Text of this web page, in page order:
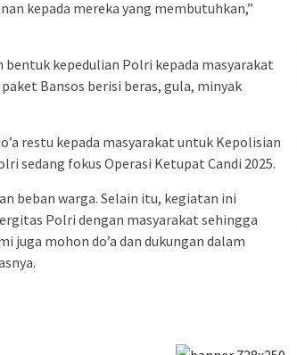
kepada mereka yang membutuhkan,”
kepedulian Polri kepada masyarakat
Bansos berisi beras, gula, minyak
restu kepada masyarakat untuk Kepolisian
sedang fokus Operasi Ketupat Candi 2025.
beban warga. Selain itu, kegiatan ini
Polri dengan masyarakat sehingga
juga mohon do’a dan dukungan dalam